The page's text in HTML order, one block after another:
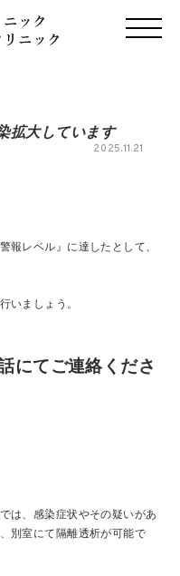
拡大しています
2025.11.21
報レベル』に達したとして、
いましょう。
にてご連絡くださ
は、感染症状やその疑いがあ
別室にて隔離透析が可能で